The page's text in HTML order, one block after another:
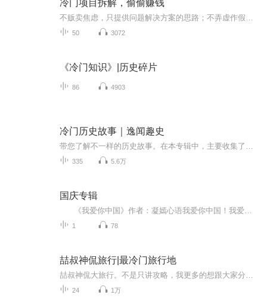
冷门项目拆解，偷偷赚钱
50 3072
《冷门知识》|历史碎片
86 4903
冷门历史故事｜逸闻趣史
335 5.6万
国庆专辑
1 78
喆叔神侃旅行|最冷门旅行地
24 1万